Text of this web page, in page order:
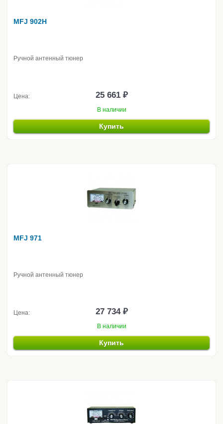
MFJ 902H
Ручной антенный тюнер
Цена: 25 661 ₽
В наличии
Купить
MFJ 971
Ручной антенный тюнер
Цена: 27 734 ₽
В наличии
Купить